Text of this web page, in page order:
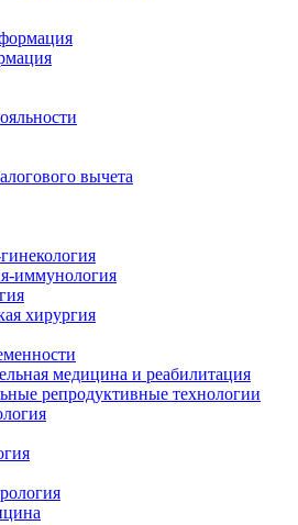
вычета
иммунология
хирургия
медицина и реабилитация
репродуктивные технологии